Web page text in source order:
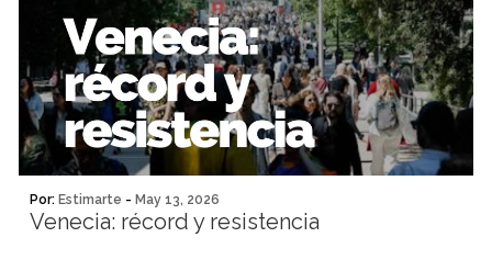
Por: Estimarte - May 13, 2026
Venecia: récord y resistencia